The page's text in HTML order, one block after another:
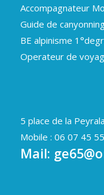
Accompagnateur
Guide de
BE alpinisme
Operateur de
5 place de la
Mobile : 06 07 45
Mail: